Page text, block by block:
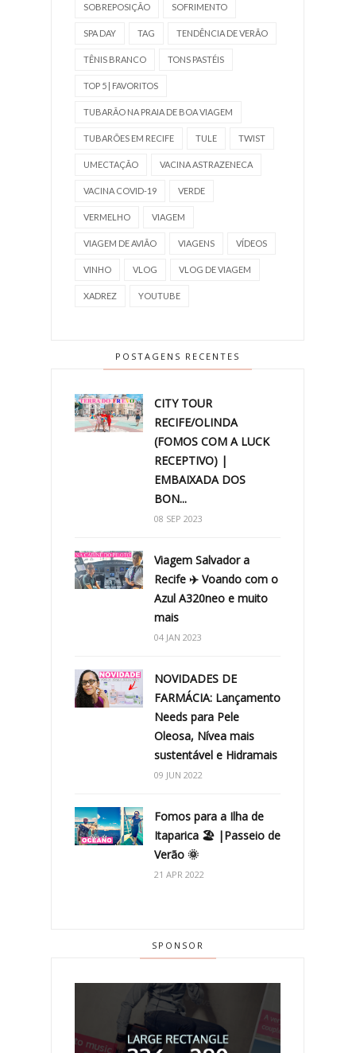
SOBREPOSIÇÃO SOFRIMENTO
SPA DAY TAG TENDÊNCIA DE VERÃO
TÊNIS BRANCO TONS PASTÉIS
TOP 5 | FAVORITOS
TUBARÃO NA PRAIA DE BOA VIAGEM
TUBARÕES EM RECIFE TULE TWIST
UMECTAÇÃO VACINA ASTRAZENECA
VACINA COVID-19 VERDE
VERMELHO VIAGEM
VIAGEM DE AVIÃO VIAGENS VÍDEOS
VINHO VLOG VLOG DE VIAGEM
XADREZ YOUTUBE
POSTAGENS RECENTES
CITY TOUR
RECIFE/OLINDA
(FOMOS COM A LUCK
RECEPTIVO) |
EMBAIXADA DOS
BON...
08 SEP 2023
Viagem Salvador a
Recife ✈️ Voando com o
Azul A320neo e muito
mais
04 JAN 2023
NOVIDADES DE
FARMÁCIA: Lançamento
Needs para Pele
Oleosa, Nívea mais
sustentável e Hidramais
09 JUN 2022
Fomos para a Ilha de
Itaparica 🏖 |Passeio de
Verão 🌞
21 APR 2022
SPONSOR